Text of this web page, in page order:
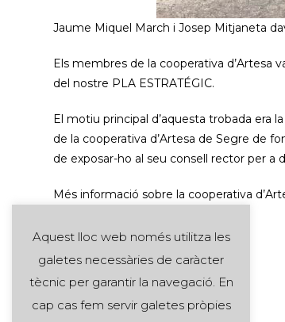
Jaume Miquel March i Josep Mitjaneta
Els membres de la cooperativa d’Artesa
del nostre PLA ESTRATÉGIC.
El motiu principal d’aquesta trobada era
de la cooperativa d’Artesa de Segre de
de exposar-ho al seu consell rector per
Més informació sobre la cooperativa
Aquest lloc web només utilitza les
galetes necessàries de caràcter
tècnic per garantir la navegació. En
cap cas fem servir galetes pròpies